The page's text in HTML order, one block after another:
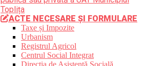
Toplița
ACTE NECESARE ȘI FORMULARE
Taxe și Impozite
Urbanism
Registrul Agricol
Centrul Social Integrat
Direcția de Asistență Socială